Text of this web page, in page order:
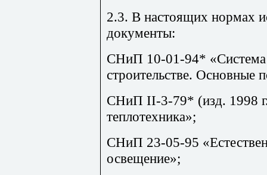
2.3. В настоящих нормах
документы:
СНиП 10-01-94* «Система
строительстве. Основные
СНиП II-3-79* (изд. 1998
теплотехника»;
СНиП 23-05-95
освещение»;